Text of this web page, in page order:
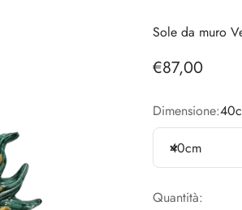
Sole da muro
Prezzo
€87,00
Dimensione:
40cm
Quantità: